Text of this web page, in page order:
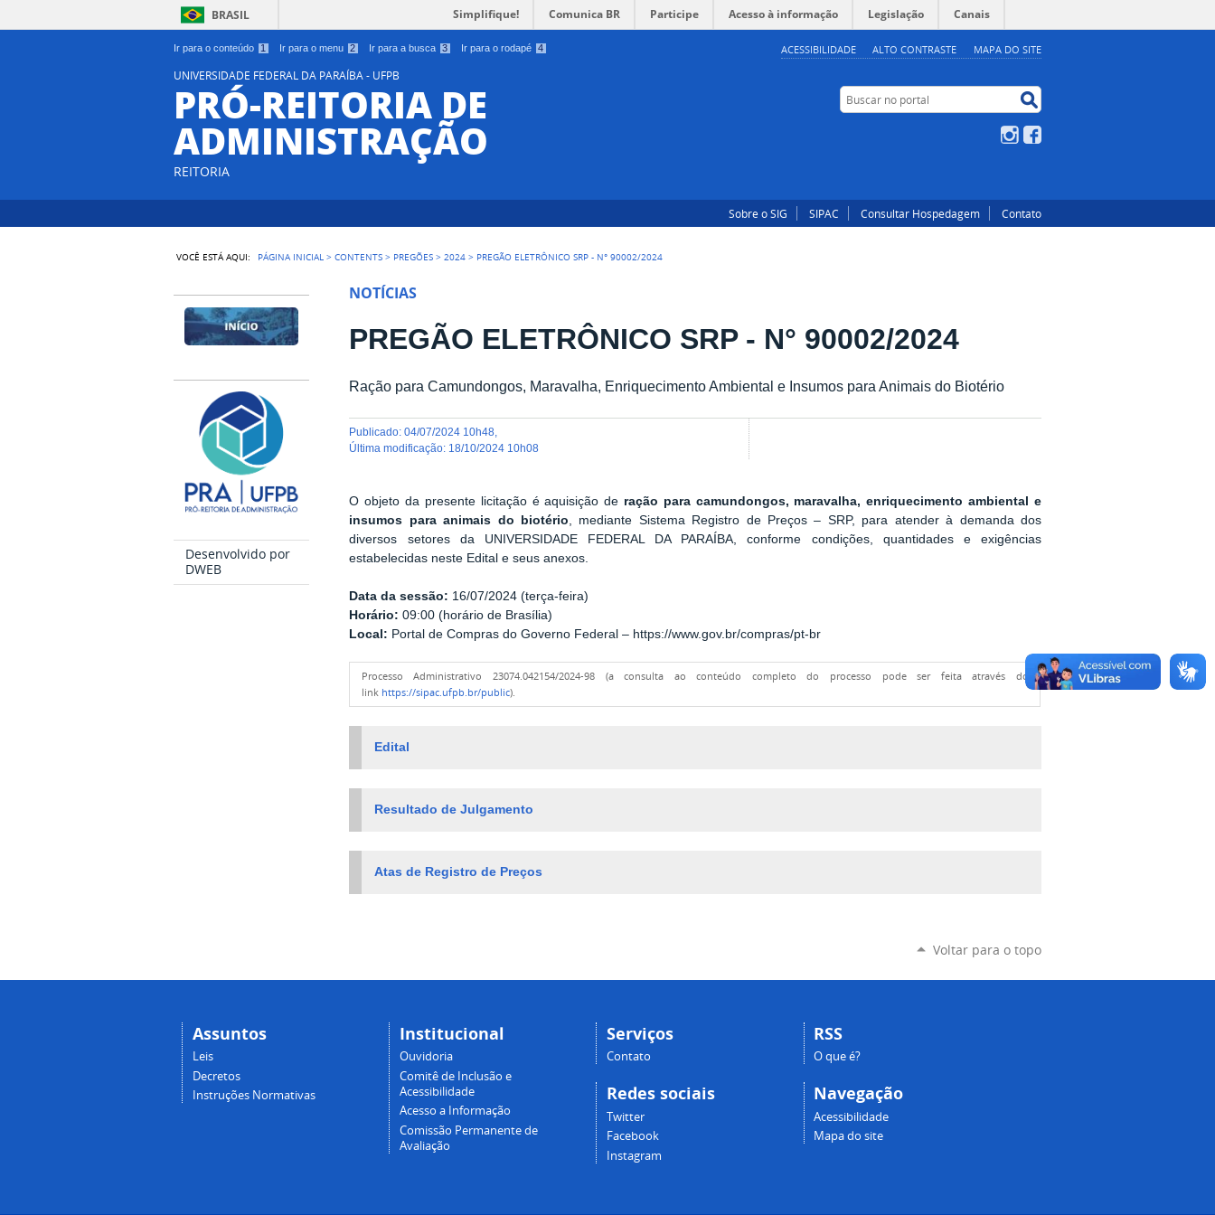
Ir para o conteúdo 1 Ir para o menu 2 Ir para a busca 3 Ir para o rodapé 4 ACESSIBILIDADE ALTO CONTRASTE MAPA DO SITE
BRASIL Simplifique! Comunica BR Participe Acesso à informação Legislação Canais
UNIVERSIDADE FEDERAL DA PARAÍBA - UFPB
PRÓ-REITORIA DE
ADMINISTRAÇÃO
REITORIA
Buscar no portal
Instagram
Sobre o SIG SIPAC Consultar Hospedagem Contato
VOCÊ ESTÁ AQUI: PÁGINA INICIAL >CONTENTS > PREGÕES >2024 > PREGÃO ELETRÔNICO SRP - N° 90002/2024
Desenvolvido por
DWEB
NOTÍCIAS
PREGÃO ELETRÔNICO SRP - N° 90002/2024
Ração para Camundongos, Maravalha, Enriquecimento Ambiental e Insumos para Animais do Biotério
publicado:04/07/2024 10h48
última modificação: 18/10/2024 10h08
O objeto da presente licitação é aquisição de ração para camundongos, maravalha, enriquecimento ambiental e
insumos para animais do biotério , mediante Sistema Registro de Preços – SRP, para atender à demanda dos
diversos setores da UNIVERSIDADE FEDERAL DA PARAÍBA, conforme condições, quantidades e exigências
estabelecidas neste Edital e seus anexos.
Data da sessão: 16/07/2024 (terça-feira)
Horário: 09:00 (horário de Brasília)
Local: Portal de Compras do Governo Federal – https://www.gov.br/compras/pt-br
Processo Administrativo 23074.042154/2024-98 (a consulta ao conteúdo completo do processo pode ser feita através do
link https://sipac.ufpb.br/public).
Edital
Resultado de Julgamento
Atas de Registro de Preços
Voltar para o topo
Assuntos
Leis
Decretos
Instruções Normativas
Institucional
Ouvidoria
Comitê de Inclusão e
Acessibilidade
Acesso a Informação
Comissão Permanente de
Avaliação
Serviços
Contato
Redes sociais
Twitter
Facebook
Instagram
RSS
O que é?
Navegação
Acessibilidade
Mapa do site